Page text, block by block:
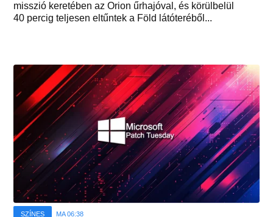
misszió keretében az Orion űrhajóval, és körülbelül
40 percig teljesen eltűntek a Föld látóteréből...
SZÍNES MA 06:38